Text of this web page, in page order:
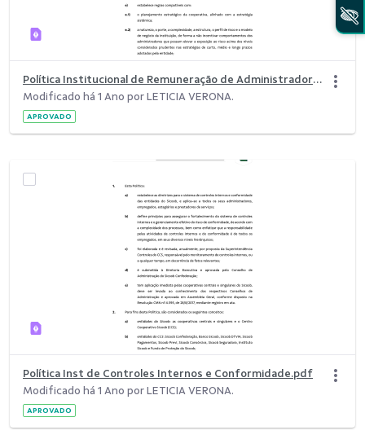
Política Institucional de Remuneração de Administradores do Sicoob.pdf
Modificado há 1 Ano por LETICIA VERONA.
APROVADO
Política Inst de Controles Internos e Conformidade.pdf
Modificado há 1 Ano por LETICIA VERONA.
APROVADO